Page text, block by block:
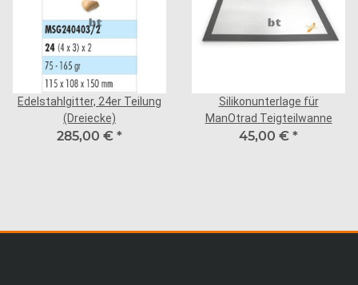
Edelstahlgitter, 24er Teilung
(Dreiecke)
285,00 € *
Silikonunterlage für
ManOtrad Teigteilwanne
45,00 € *